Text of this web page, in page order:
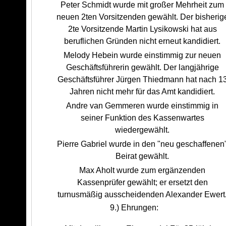
Peter Schmidt wurde mit großer Mehrheit zum
neuen 2ten Vorsitzenden gewählt. Der
2te Vorsitzende Martin Lysikowski hat aus
beruflichen Gründen nicht erneut kandidiert.
Melody Hebein wurde einstimmig zur neuen
Geschäftsführerin gewählt. Der langjährige
Geschäftsführer Jürgen Thiedmann hat nach
Jahren nicht mehr für das Amt kandidiert.
Andre van Gemmeren wurde einstimmig in
seiner Funktion des Kassenwartes
wiedergewählt.
Pierre Gabriel wurde in den "neu
Beirat gewählt.
Max Aholt wurde zum ergänzenden
Kassenprüfer gewählt; er ersetzt den
turnusmäßig ausscheidenden Alexander Ewert.
9.) Ehrungen: